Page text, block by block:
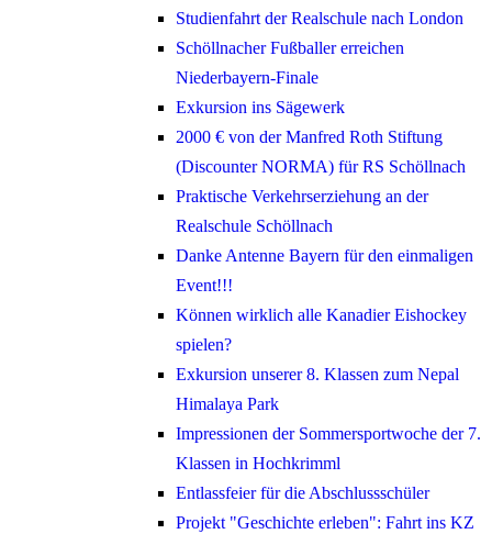
Studienfahrt der Realschule nach London
Schöllnacher Fußballer erreichen
Niederbayern-Finale
Exkursion ins Sägewerk
2000 € von der Manfred Roth Stiftung
(Discounter NORMA) für RS Schöllnach
Praktische Verkehrserziehung an der
Realschule Schöllnach
Danke Antenne Bayern für den einmaligen
Event!!!
Können wirklich alle Kanadier Eishockey
spielen?
Exkursion unserer 8. Klassen zum Nepal
Himalaya Park
Impressionen der Sommersportwoche der 7.
Klassen in Hochkrimml
Entlassfeier für die Abschlussschüler
Projekt "Geschichte erleben": Fahrt ins KZ